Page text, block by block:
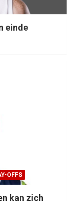
einde
OFFS
kan zich